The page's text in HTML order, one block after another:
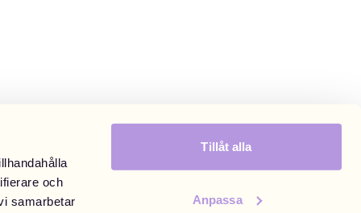
och
samarbetar
Tillåt alla
Anpassa